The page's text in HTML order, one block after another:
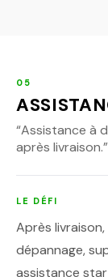
05
“Assistance à
après livraison.”
LE DÉFI
Après
dépannage,
assistance